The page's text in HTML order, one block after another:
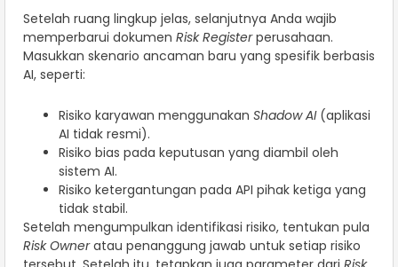
Setelah ruang lingkup jelas, selanjutnya Anda wajib
memperbarui dokumen Risk Registerperusahaan.
Masukkan skenario ancaman baru yang spesifik berbasis
AI, seperti:
Risiko karyawan menggunakan Shadow AI(aplikasi
AI tidak resmi).
Risiko bias pada keputusan yang diambil oleh
sistem AI.
Risiko ketergantungan pada API pihak ketiga yang
tidak stabil.
Setelah mengumpulkan identifikasi risiko, tentukan pula
Risk Owneratau penanggung jawab untuk setiap risiko